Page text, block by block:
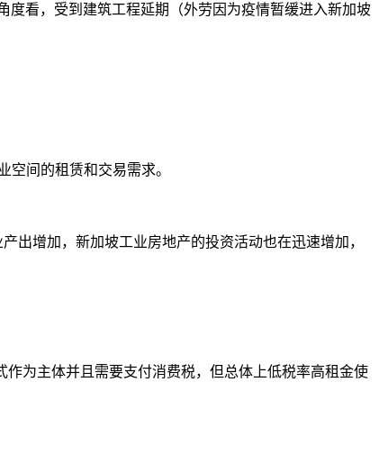
度看，受到建筑工程延期（外劳因为疫情暂缓进入新加坡
间的租赁和交易需求。
出增加，新加坡工业房地产的投资活动也在迅速增加，
为主体并且需要支付消费税，但总体上低税率高租金使